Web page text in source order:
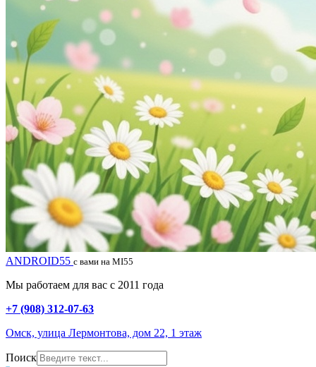
ANDROID55 с вами на MI55
Мы работаем для вас с 2011 года
+7 (908) 312-07-63
Омск, улица Лермонтова, дом 22, 1 этаж
Поиск